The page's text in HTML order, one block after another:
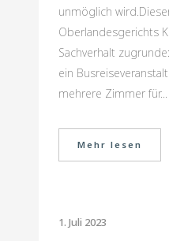
unmöglich
Oberlandesgerichts
Sachverhalt
ein
mehrere Zimmer für...
Mehr lesen
1. Juli 2023